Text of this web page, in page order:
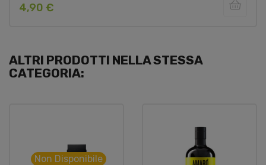
4,90 €
ALTRI PRODOTTI NELLA STESSA
CATEGORIA:
Non Disponibile